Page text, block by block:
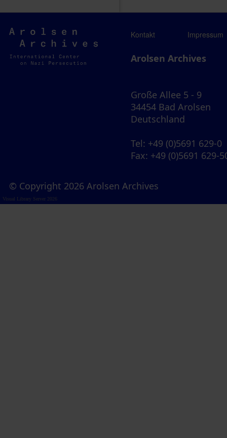
Arolsen
Archives
Kontakt Impressum
Arolsen Archives
Große Allee 5 - 9
34454 Bad Arolsen
Deutschland
Tel: +49 (0)5691 629-0
Fax: +49 (0)5691 629-
© Copyright 2026 Arolsen Archives
Visual Library Server 2026